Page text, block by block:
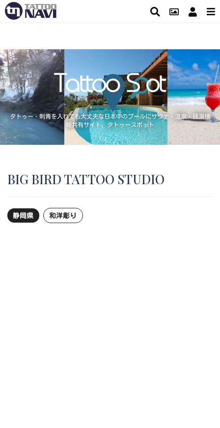
タトゥー・刺青を入れても大丈夫な日本中のプールにサウナ・温泉・銭湯情
報共有サイト、タトゥースポット
BIG BIRD TATTOO STUDIO
静岡県 和洋彫り